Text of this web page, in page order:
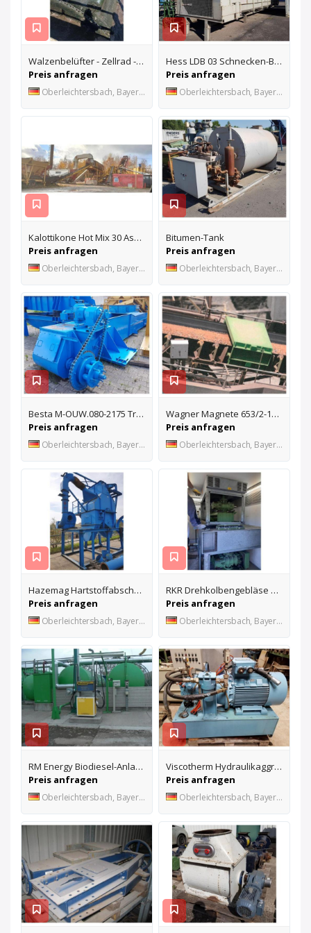
Walzenbelüfter - Zellrad - Tauchkörper
Preis anfragen
Oberleichtersbach, Bayern, DE
Hess LDB 03 Schnecken-Bunker
Preis anfragen
Oberleichtersbach, Bayern, DE
Kalottikone Hot Mix 30 Asphaltmischanlage
Preis anfragen
Oberleichtersbach, Bayern, DE
Bitumen-Tank
Preis anfragen
Oberleichtersbach, Bayern, DE
Besta M-OUW.080-2175 Trogkettenförderer
Preis anfragen
Oberleichtersbach, Bayern, DE
Wagner Magnete 653/2-100-60 Metallsuchgerät
Preis anfragen
Oberleichtersbach, Bayern, DE
Hazemag Hartstoffabscheider Prallsichter
Preis anfragen
Oberleichtersbach, Bayern, DE
RKR Drehkolbengebläse K60R
Preis anfragen
Oberleichtersbach, Bayern, DE
RM Energy Biodiesel-Anlage RME1000
Preis anfragen
Oberleichtersbach, Bayern, DE
Viscotherm Hydraulikaggregat B/C 55-180 KE
Preis anfragen
Oberleichtersbach, Bayern, DE